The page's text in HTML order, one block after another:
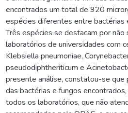
encontrados um total de 920
espécies diferentes entre bactérias
Três espécies se destacam por
laboratórios de universidades com
Klebsiella pneumoniae,
pseudodiphtheriticum e
presente análise, constatou-se que
das bactérias e fungos
todos os laboratórios, que não